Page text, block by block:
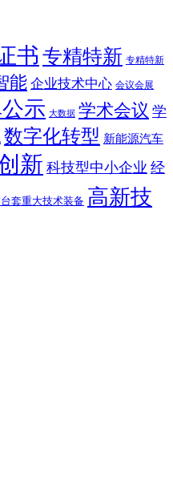
书 专精特新 专精特新
能 企业技术中心 会议会展
示 大数据 学术会议 学
数字化转型 新能源汽车
新 科技型中小企业 经
套重大技术装备 高新技